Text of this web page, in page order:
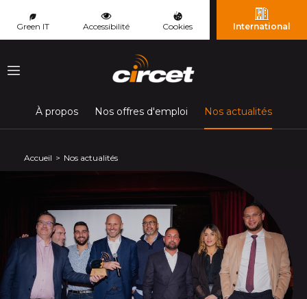
Green IT Accessibilité Cookies International
Menu
À propos Nos offres d'emploi Nos actualités(page
Accueil Nos actualités